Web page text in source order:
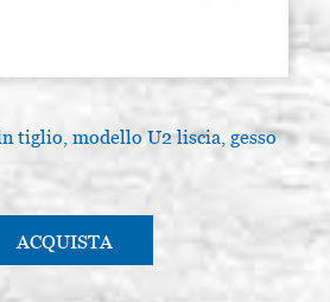
tiglio, modello U2 liscia, gesso
ACQUISTA